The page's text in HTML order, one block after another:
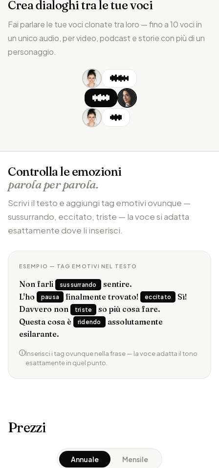
Crea dialoghi tra le tue voci
Fai parlare le tue voci clonate tra loro — fino a 10 voci in
un unico audio, per video, podcast e storie con più di un
personaggio.
Controlla le emozioni
parola per parola.
Scrivi il testo e aggiungi tag emotivi ovunque —
sussurrando, eccitato, triste — la voce si adatta
esattamente dove li inserisci.
ESEMPIO — TAG EMOTIVI NEL TESTO
Non farli sussurrando
sentire.
L'ho
pausa finalmente trovato! eccitato
Sì!
Davvero non
triste
so più cosa fare.
Questa cosa è
ridendo
assolutamente
esilarante.
Inserisci i tag ovunque nella frase — la voce adatta il tono
esattamente in quel punto.
Prezzi
Annuale Mensile